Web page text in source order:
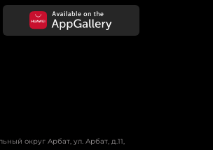
округ Арбат, ул. Арбат, д.11,